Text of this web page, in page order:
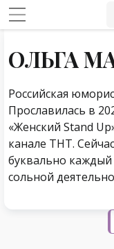
ОЛЬГА
Российская
Прославилась в
«Женский Stand
канале ТНТ.
буквально каждый
сольной